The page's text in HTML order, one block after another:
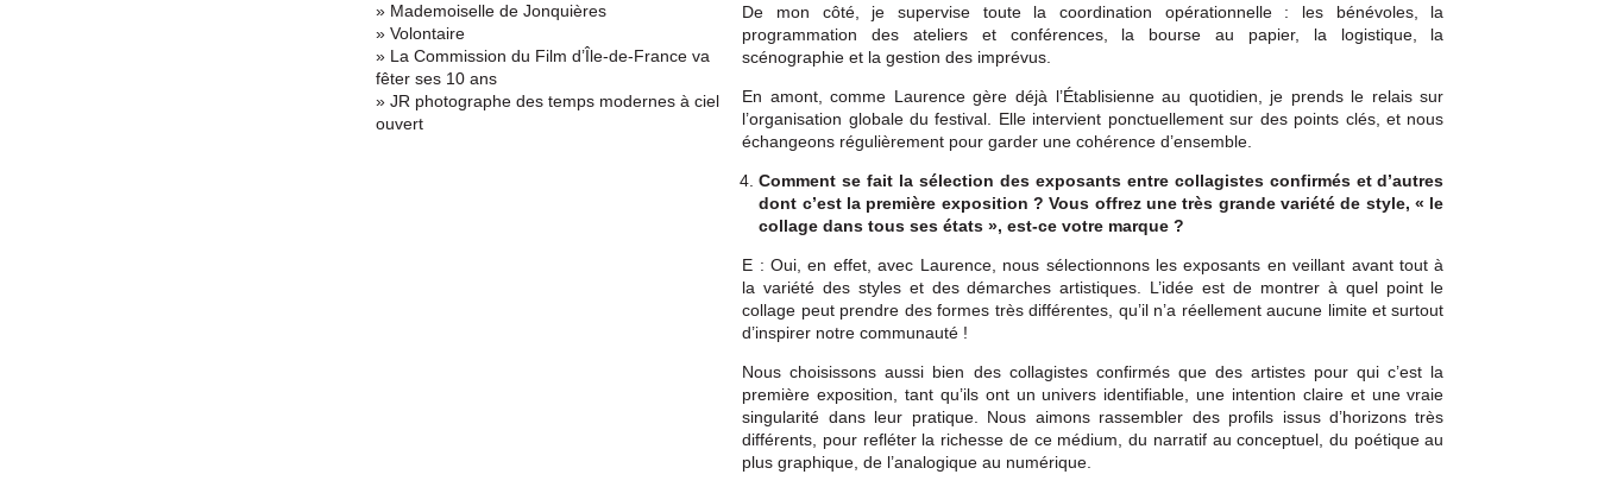
De mon côté, je supervise toute la coordination opérationnelle : les bénévoles, la
programmation des ateliers et conférences, la bourse au papier, la logistique, la
scénographie et la gestion des imprévus.
En amont, comme Laurence gère déjà l’Établisienne au quotidien, je prends le relais sur
l’organisation globale du festival. Elle intervient ponctuellement sur des points clés, et nous
échangeons régulièrement pour garder une cohérence d’ensemble.
Comment se fait la sélection des exposants entre collagistes confirmés et d’autres
dont c’est la première exposition ? Vous offrez une très grande variété de style, « le
collage dans tous ses états », est-ce votre marque ?
E : Oui, en effet, avec Laurence, nous sélectionnons les exposants en veillant avant tout à
la variété des styles et des démarches artistiques. L’idée est de montrer à quel point le
collage peut prendre des formes très différentes, qu’il n’a réellement aucune limite et surtout
d’inspirer notre communauté !
Nous choisissons aussi bien des collagistes confirmés que des artistes pour qui c’est la
première exposition, tant qu’ils ont un univers identifiable, une intention claire et une vraie
singularité dans leur pratique. Nous aimons rassembler des profils issus d’horizons très
différents, pour refléter la richesse de ce médium, du narratif au conceptuel, du poétique au
plus graphique, de l’analogique au numérique.
» Mademoiselle de Jonquières
» Volontaire
» La Commission du Film d’Île-de-France va
fêter ses 10 ans
» JR photographe des temps modernes à ciel
ouvert